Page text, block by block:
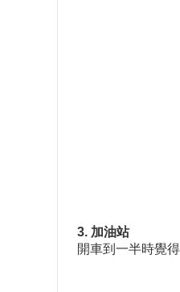
3. 加油站
開車到一半時覺